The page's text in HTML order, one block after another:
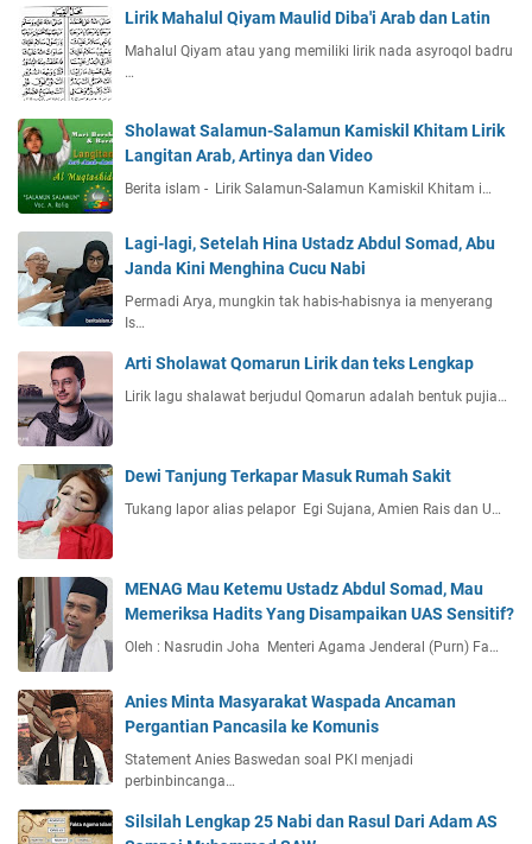
Lirik Mahalul Qiyam Maulid Diba'i Arab dan Latin
Mahalul Qiyam atau yang memiliki lirik nada asyroqol badru
…
Sholawat Salamun-Salamun Kamiskil Khitam Lirik
Langitan Arab, Artinya dan Video
Berita islam - Lirik Salamun-Salamun Kamiskil Khitam i…
Lagi-lagi, Setelah Hina Ustadz Abdul Somad, Abu
Janda Kini Menghina Cucu Nabi
Permadi Arya, mungkin tak habis-habisnya ia menyerang
Is…
Arti Sholawat Qomarun Lirik dan teks Lengkap
Lirik lagu shalawat berjudul Qomarun adalah bentuk pujia…
Dewi Tanjung Terkapar Masuk Rumah Sakit
Tukang lapor alias pelapor Egi Sujana, Amien Rais dan U…
MENAG Mau Ketemu Ustadz Abdul Somad, Mau
Memeriksa Hadits Yang Disampaikan UAS Sensitif?
Oleh : Nasrudin Joha Menteri Agama Jenderal (Purn) Fa…
Anies Minta Masyarakat Waspada Ancaman
Pergantian Pancasila ke Komunis
Statement Anies Baswedan soal PKI menjadi
perbinbincanga…
Silsilah Lengkap 25 Nabi dan Rasul Dari Adam AS